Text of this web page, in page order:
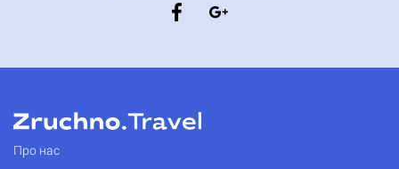
Про нас